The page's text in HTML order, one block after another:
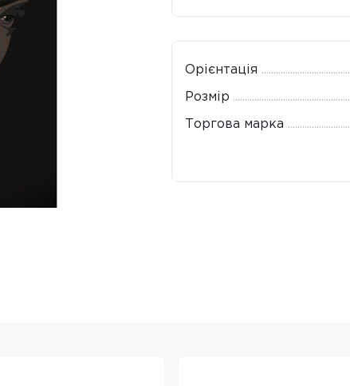
Орієнтація
Розмір
Торгова марка